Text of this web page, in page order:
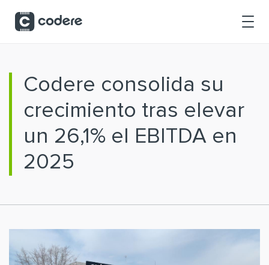
Codere consolida su
crecimiento tras elevar
un 26,1% el EBITDA en
2025